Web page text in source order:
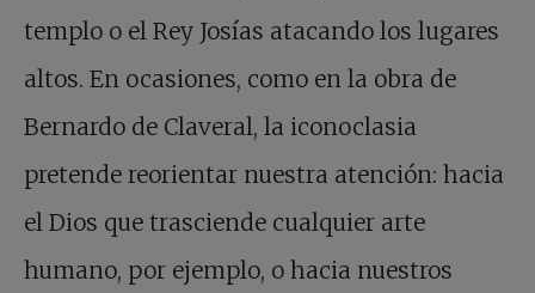
templo o el Rey Josías atacando los lugares
altos. En ocasiones, como en la obra de
Bernardo de Claveral, la iconoclasia
pretende reorientar nuestra atención: hacia
el Dios que trasciende cualquier arte
humano, por ejemplo, o hacia nuestros